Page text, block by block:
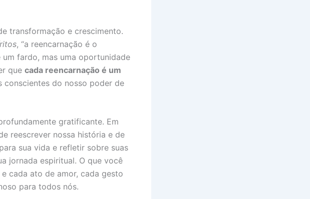
transformação e crescimento.
, “a reencarnação é o
fardo, mas uma oportunidade
que cada reencarnação é um
conscientes do nosso poder de
gratificante. Em
reescrever nossa história e de
sua vida e refletir sobre suas
jornada espiritual. O que você
cada ato de amor, cada gesto
para todos nós.